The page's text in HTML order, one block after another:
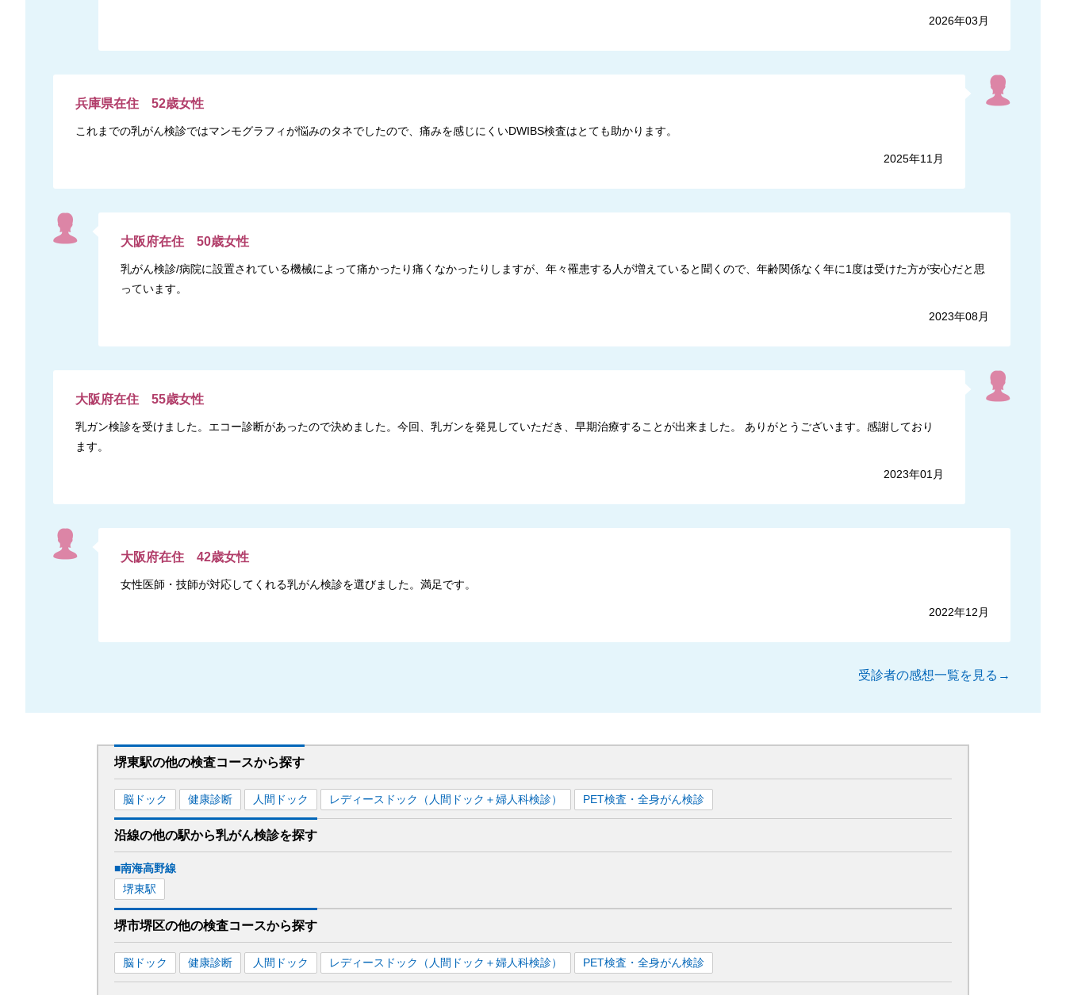
2026年03月
兵庫県在住 52歳女性
これまでの乳がん検診ではマンモグラフィが悩みのタネでしたので、痛みを感じにくいDWIBS検査はとても助かります。
2025年11月
大阪府在住 50歳女性
乳がん検診/病院に設置されている機械によって痛かったり痛くなかったりしますが、年々罹患する人が増えていると聞くので、年齢関係なく年に1度は受けた方が安心だと思
っています。
2023年08月
大阪府在住 55歳女性
乳ガン検診を受けました。エコー診断があったので決めました。今回、乳ガンを発見していただき、早期治療することが出来ました。 ありがとうございます。感謝しており
ます。
2023年01月
大阪府在住 42歳女性
女性医師・技師が対応してくれる乳がん検診を選びました。満足です。
2022年12月
受診者の感想一覧を見る→
堺東駅の他の検査コースから探す
脳ドック 健康診断 人間ドック レディースドック（人間ドック＋婦人科検診） PET検査・全身がん検診
沿線の他の駅から乳がん検診を探す
■南海高野線
堺東駅
堺市堺区の他の検査コースから探す
脳ドック 健康診断 人間ドック レディースドック（人間ドック＋婦人科検診） PET検査・全身がん検診